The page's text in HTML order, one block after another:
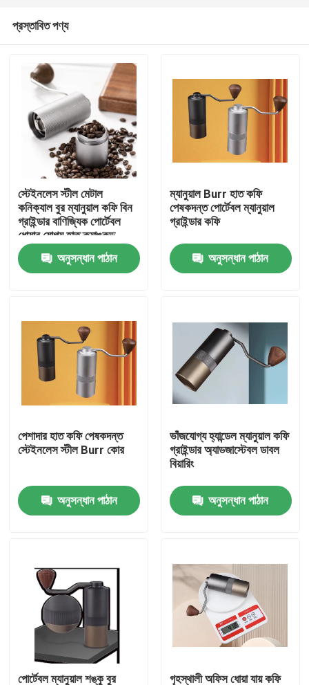
VR প্রদর্শন
কারখানা ভ্রমণ
মান নিয়ন্ত্রণ
মামলা
কফি বিন গ্রাইন্ডার
Burr কফি পেষকদন্ত
প্রস্তাবিত পণ্য
স্টেইনলেস স্টীল মেটাল
কনিক্যাল বুর ম্যানুয়াল কফি বিন
গ্রাইন্ডার বাণিজ্যিক পোর্টেবল
ধোয়ার যোগ্য হাত ক্র্যাঙ্কড
অনুসন্ধান পাঠান
ম্যানুয়াল Burr হাত কফি
পেষকদন্ত পোর্টেবল ম্যানুয়াল
গ্রাইন্ডার কফি
অনুসন্ধান পাঠান
পেশাদার হাত কফি পেষকদন্ত
স্টেইনলেস স্টীল Burr কোর
অনুসন্ধান পাঠান
ভাঁজযোগ্য হ্যান্ডেল ম্যানুয়াল কফি
গ্রাইন্ডার অ্যাডজাস্টেবল ডাবল
বিয়ারিং
অনুসন্ধান পাঠান
পোর্টেবল ম্যানুয়াল শঙ্কু বুর গৃহস্থালী অফিস ধোয়া যায় কফি